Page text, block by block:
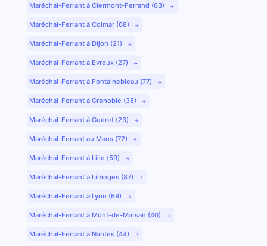
Maréchal-Ferrant à Clermont-Ferrand (63)
Maréchal-Ferrant à Colmar (68)
Maréchal-Ferrant à Dijon (21)
Maréchal-Ferrant à Evreux (27)
Maréchal-Ferrant à Fontainebleau (77)
Maréchal-Ferrant à Grenoble (38)
Maréchal-Ferrant à Guéret (23)
Maréchal-Ferrant au Mans (72)
Maréchal-Ferrant à Lille (59)
Maréchal-Ferrant à Limoges (87)
Maréchal-Ferrant à Lyon (69)
Maréchal-Ferrant à Mont-de-Marsan (40)
Maréchal-Ferrant à Nantes (44)